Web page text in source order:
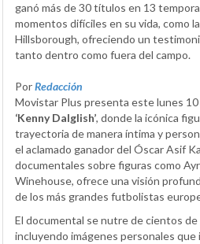
ganó más de 30 títulos en 13
momentos difíciles en su vida, como
Hillsborough, ofreciendo un
tanto dentro como fuera del campo.
PorRedacción
Movistar Plus presenta este lunes
‘Kenny Dalglish’, donde la icónica
trayectoria de manera íntima y
el aclamado ganador del Óscar Asif
documentales sobre figuras como
Winehouse, ofrece una visión
de los más grandes futbolistas
El documental se nutre de cientos
incluyendo imágenes personales